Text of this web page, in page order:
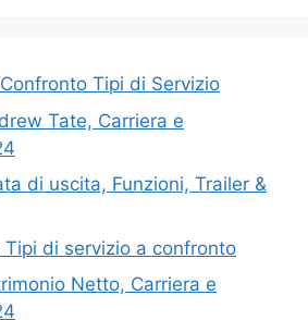
Tipi di Servizio
Tate, Carriera e
di uscita, Funzioni, Trailer &
Tipi di servizio a confronto
Netto, Carriera e